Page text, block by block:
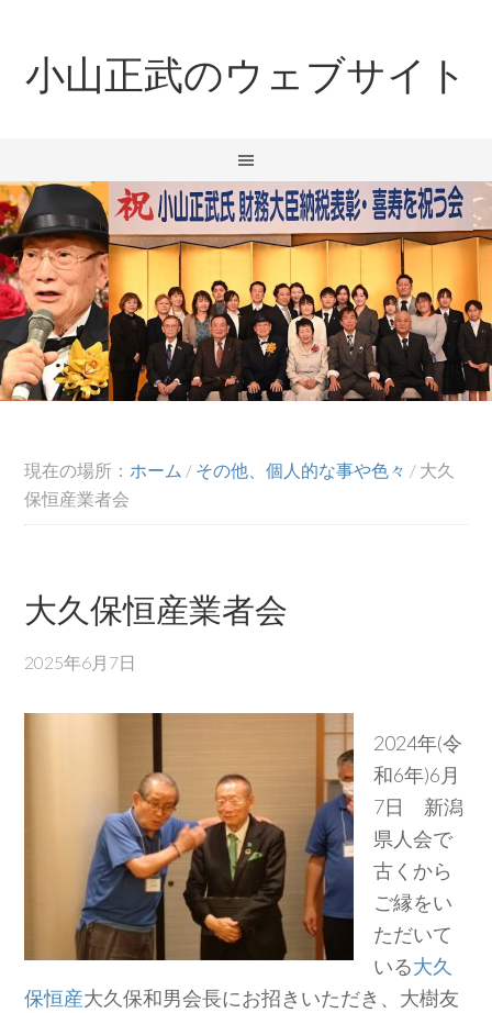
小山正武のウェブサイト
現在の場所： ホーム / その他、個人的な事や色々 / 大久
保恒産業者会
大久保恒産業者会
2025年6月7日
2024年(令
和6年)6月
7日 新潟
県人会で
古くから
ご縁をい
ただいて
いる大久
保恒産大久保和男会長にお招きいただき、大樹友